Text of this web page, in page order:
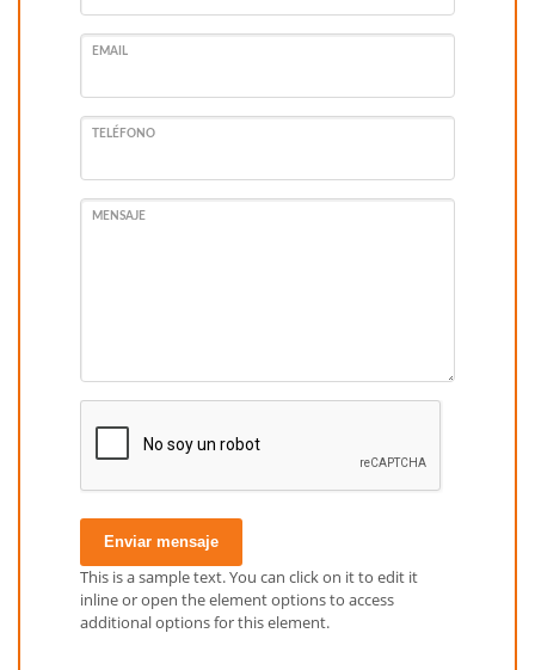
EMAIL
TELÉFONO
MENSAJE
Enviar mensaje
This is a sample text. You can click on it to edit it
inline or open the element options to access
additional options for this element.